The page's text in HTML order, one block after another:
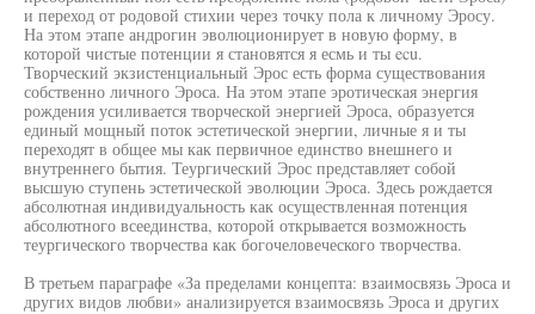
и переход от родовой стихии через точку пола к личному Эросу.
На этом этапе андрогин эволюционирует в новую форму, в
которой чистые потенции я становятся я есмь и ты ecu.
Творческий экзистенциальный Эрос есть форма существования
собственно личного Эроса. На этом этапе эротическая энергия
рождения усиливается творческой энергией Эроса, образуется
единый мощный поток эстетической энергии, личные я и ты
переходят в общее мы как первичное единство внешнего и
внутреннего бытия. Теургический Эрос представляет собой
высшую ступень эстетической эволюции Эроса. Здесь рождается
абсолютная индивидуальность как осуществленная потенция
абсолютного всеединства, которой открывается возможность
теургического творчества как богочеловеческого творчества.
В третьем параграфе «За пределами концепта: взаимосвязь Эроса и
других видов любви» анализируется взаимосвязь Эроса и других